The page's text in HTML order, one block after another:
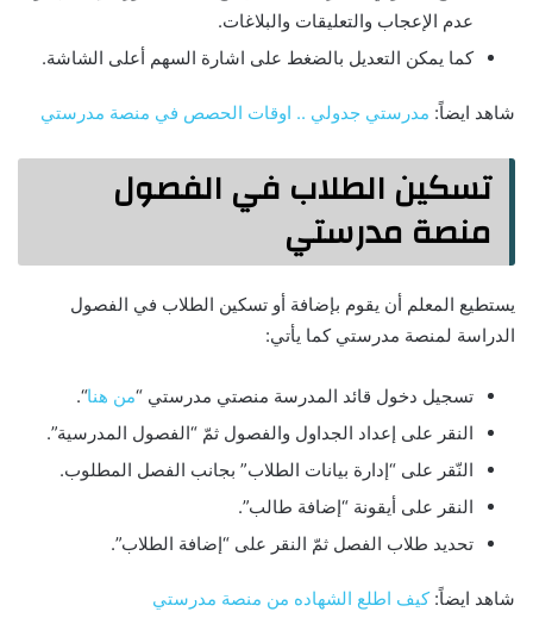
عدم الإعجاب والتعليقات والبلاغات.
كما يمكن التعديل بالضغط على اشارة السهم أعلى الشاشة.
شاهد ايضاً: مدرستي جدولي .. اوقات الحصص في منصة مدرستي
تسكين الطلاب في الفصول
منصة مدرستي
يستطيع المعلم أن يقوم بإضافة أو تسكين الطلاب في الفصول
الدراسة لمنصة مدرستي كما يأتي:
تسجيل دخول قائد المدرسة منصتي مدرستي “من هنا“.
النقر على إعداد الجداول والفصول ثمّ “الفصول المدرسية”.
النّقر على “إدارة بيانات الطلاب” بجانب الفصل المطلوب.
النقر على أيقونة “إضافة طالب”.
تحديد طلاب الفصل ثمّ النقر على “إضافة الطلاب”.
شاهد ايضاً:كيف اطلع الشهاده من منصة مدرستي